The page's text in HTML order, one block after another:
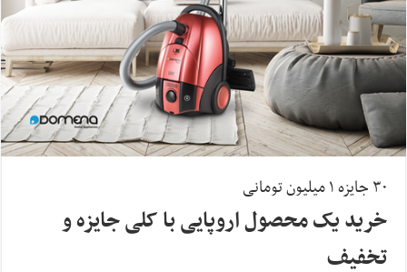
۳۰ جایزه ۱ میلیون تومانی
خرید یک محصول اروپایی با کلی جایزه و
تخفیف